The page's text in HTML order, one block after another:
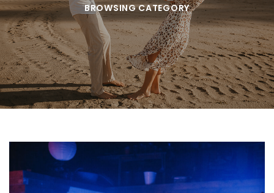
BROWSING CATEGORY